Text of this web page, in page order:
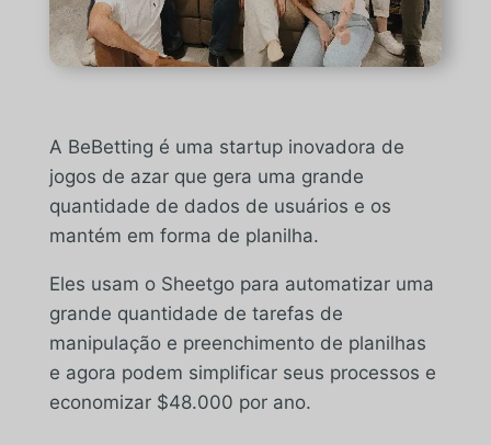
A BeBetting é uma startup inovadora de
jogos de azar que gera uma grande
quantidade de dados de usuários e os
mantém em forma de planilha.
Eles usam o Sheetgo para automatizar uma
grande quantidade de tarefas de
manipulação e preenchimento de planilhas
e agora podem simplificar seus processos e
economizar $48.000 por ano.